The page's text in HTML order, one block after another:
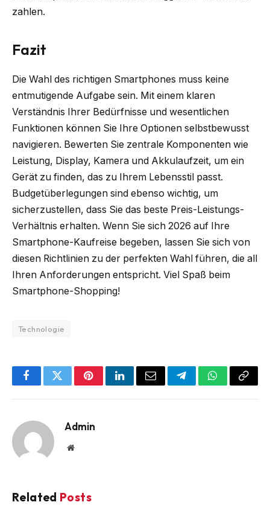
zahlen.
Fazit
Die Wahl des richtigen Smartphones muss keine
entmutigende Aufgabe sein. Mit einem klaren
Verständnis Ihrer Bedürfnisse und wesentlichen
Funktionen können Sie Ihre Optionen selbstbewusst
navigieren. Bewerten Sie zentrale Komponenten wie
Leistung, Display, Kamera und Akkulaufzeit, um ein
Gerät zu finden, das zu Ihrem Lebensstil passt.
Budgetüberlegungen sind ebenso wichtig, um
sicherzustellen, dass Sie das beste Preis-Leistungs-
Verhältnis erhalten. Wenn Sie sich 2026 auf Ihre
Smartphone-Kaufreise begeben, lassen Sie sich von
diesen Richtlinien zu der perfekten Wahl führen, die all
Ihren Anforderungen entspricht. Viel Spaß beim
Smartphone-Shopping!
Technologie
FacebookTwitterPinterestLinkedInEmail TelegramWhatsApp
Copy
Admin
Website
Related Posts